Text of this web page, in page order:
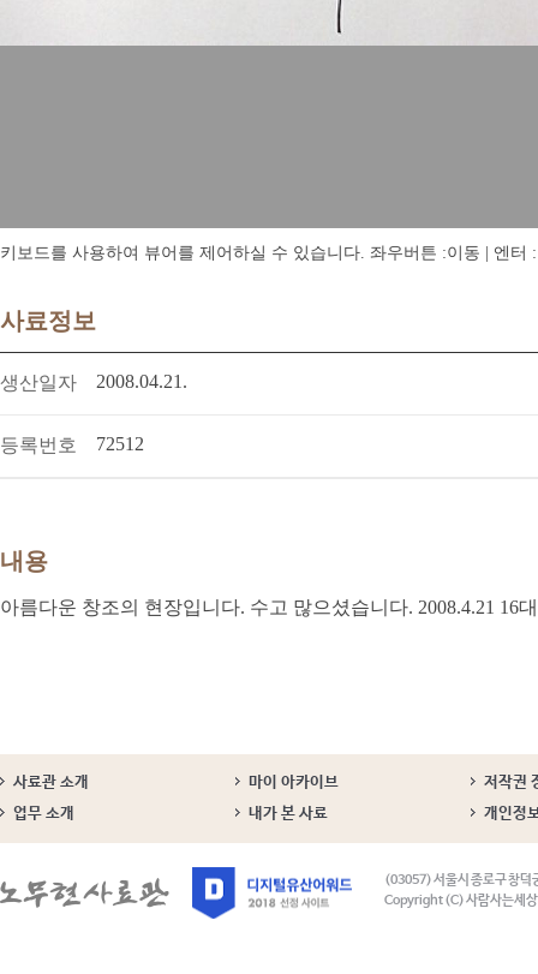
키보드를 사용하여 뷰어를 제어하실 수 있습니다. 좌우버튼 :이동 | 엔터
사료정보
생산일자 2008.04.21.
등록번호 72512
내용
아름다운 창조의 현장입니다. 수고 많으셨습니다. 2008.4.21 16
사료관 소개 마이 아카이브
저작권
업무 소개
내가 본 사료 개인정
(03057) 서울시 종로구 창덕
Copyright (C) 사람사는세